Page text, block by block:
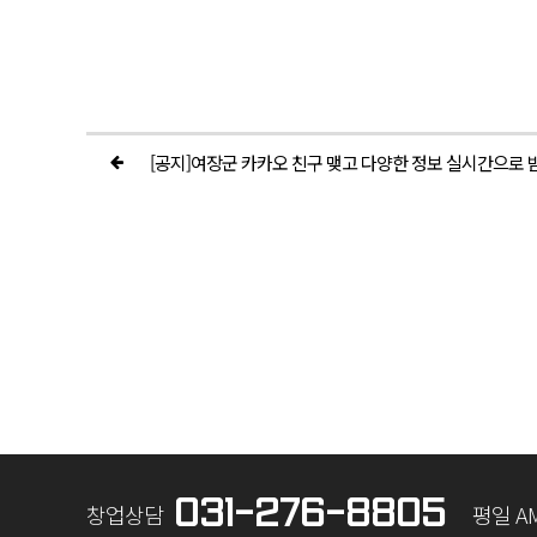
[공지]여장군 카카오 친구 맺고 다양한 정보 실시간으로
창업상담 031-276-8805 평일